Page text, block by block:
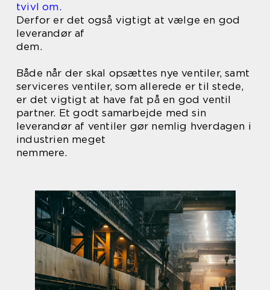
tvivl om.
Derfor er det også vigtigt at vælge en god
leverandør af
dem.
Både når der skal opsættes nye ventiler, samt
serviceres ventiler, som allerede er til stede,
er det vigtigt at have fat på en god ventil
partner. Et godt samarbejde med sin
leverandør af ventiler gør nemlig hverdagen i
industrien meget
nemmere.